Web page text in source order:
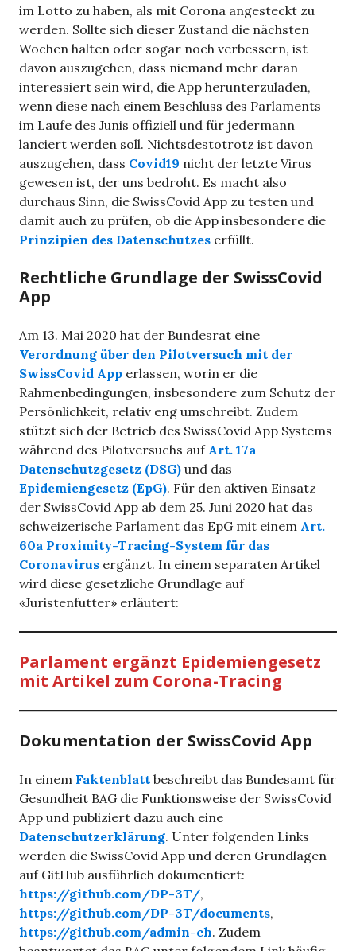
im Lotto zu haben, als mit Corona angesteckt zu
werden. Sollte sich dieser Zustand die nächsten
Wochen halten oder sogar noch verbessern, ist
davon auszugehen, dass niemand mehr daran
interessiert sein wird, die App herunterzuladen,
wenn diese nach einem Beschluss des Parlaments
im Laufe des Junis offiziell und für jedermann
lanciert werden soll. Nichtsdestotrotz ist davon
auszugehen, dass Covid19 nicht der letzte Virus
gewesen ist, der uns bedroht. Es macht also
durchaus Sinn, die SwissCovid App zu testen und
damit auch zu prüfen, ob die App insbesondere die
Prinzipien des Datenschutzes erfüllt.
Rechtliche Grundlage der SwissCovid
App
Am 13. Mai 2020 hat der Bundesrat eine
Verordnung über den Pilotversuch mit der
SwissCovid App erlassen, worin er die
Rahmenbedingungen, insbesondere zum Schutz der
Persönlichkeit, relativ eng umschreibt. Zudem
stützt sich der Betrieb des SwissCovid App Systems
während des Pilotversuchs auf Art. 17a
Datenschutzgesetz (DSG) und das
Epidemiengesetz (EpG). Für den aktiven Einsatz
der SwissCovid App ab dem 25. Juni 2020 hat das
schweizerische Parlament das EpG mit einem Art.
60a Proximity-Tracing-System für das
Coronavirus ergänzt. In einem separaten Artikel
wird diese gesetzliche Grundlage auf
«Juristenfutter» erläutert:
Parlament ergänzt Epidemiengesetz
mit Artikel zum Corona-Tracing
Dokumentation der SwissCovid App
In einem Faktenblatt beschreibt das Bundesamt für
Gesundheit BAG die Funktionsweise der SwissCovid
App und publiziert dazu auch eine
Datenschutzerklärung. Unter folgenden Links
werden die SwissCovid App und deren Grundlagen
auf GitHub ausführlich dokumentiert:
https://github.com/DP-3T/,
https://github.com/DP-3T/documents,
https://github.com/admin-ch. Zudem